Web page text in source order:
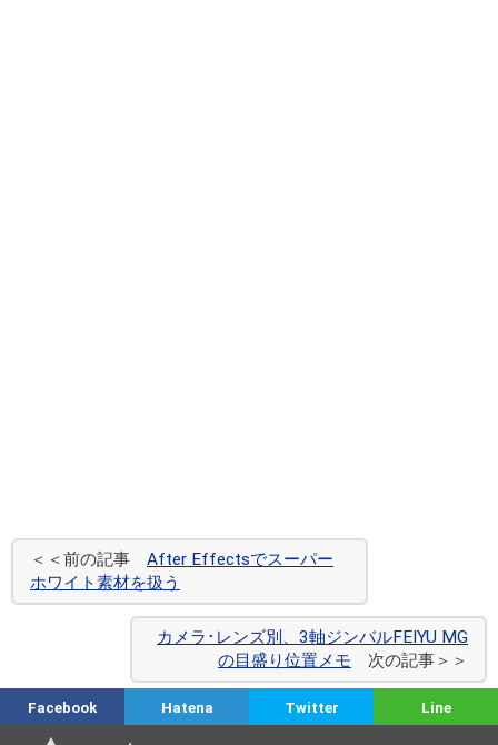
＜＜前の記事 After Effectsでスーパー
ホワイト素材を扱う
カメラ･レンズ別、3軸ジンバルFEIYU MG
の目盛り位置メモ 次の記事＞＞
Facebook Hatena Twitter Line